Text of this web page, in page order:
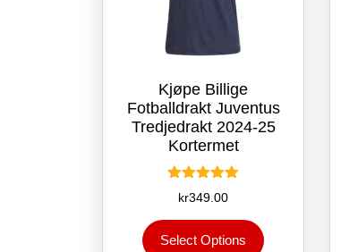
Kjøpe Billige
Fotballdrakt Juventus
Tredjedrakt 2024-25
Kortermet
Vurdert
5.00
av 5
kr349.00
Select Options
produktet